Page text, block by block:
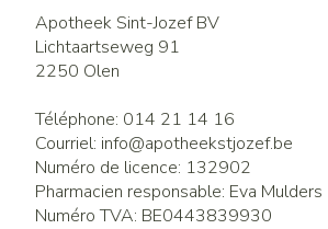
Apotheek Sint-Jozef BV
Lichtaartseweg 91
2250 Olen
Téléphone: 014 21 14 16
Courriel: info@apotheekstjozef.be
Numéro de licence: 132902
Pharmacien responsable: Eva Mulders
Numéro TVA: BE0443839930